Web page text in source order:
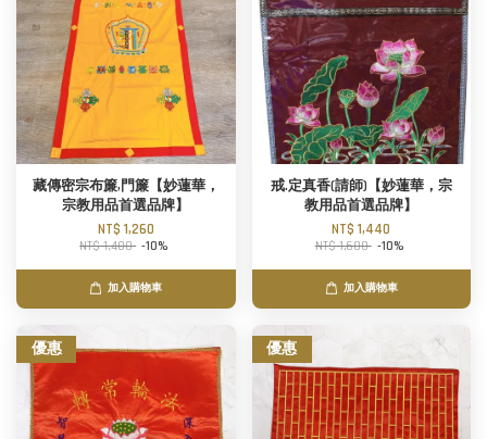
藏傳密宗布簾,門簾【妙蓮華，
宗教用品首選品牌】
NT$ 1,260
NT$ 1,400 -10%
加入購物車
戒.定真香(請師)【妙蓮華，宗
教用品首選品牌】
NT$ 1,440
NT$ 1,600 -10%
加入購物車
優惠 優惠